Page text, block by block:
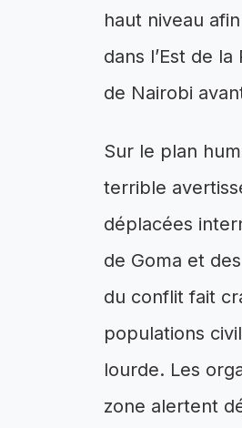
haut niveau
dans l’Est de
de Nairobi
Sur le plan
terrible
déplacées
de Goma et
du conflit fait
populations
lourde. Les
zone alertent